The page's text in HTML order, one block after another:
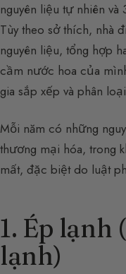
nguyên liệu tự nhiên
Tùy theo sở thích, nhà
nguyên liệu, tổng hợp
cầm nước hoa của
gia sắp xếp và phân
Mỗi năm có những
thương mại hóa, trong
mất, đặc biệt do luật
1. Ép lạnh
lạnh)